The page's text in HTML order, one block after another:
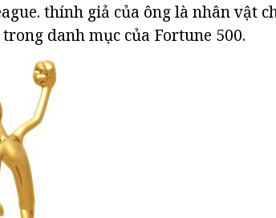
thính giả của ông là nhân vật
danh mục của Fortune 500.